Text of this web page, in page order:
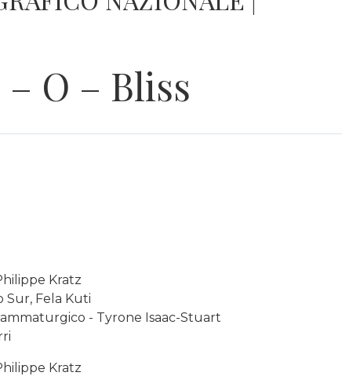
O – Bliss
Kratz
Sur, Fela Kuti
- Tyrone Isaac-Stuart
Kratz